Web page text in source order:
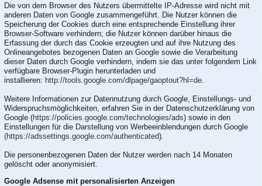
Die von dem Browser des Nutzers übermittelte IP-Adresse wird nicht mit
anderen Daten von Google zusammengeführt. Die Nutzer können die
Speicherung der Cookies durch eine entsprechende Einstellung ihrer
Browser-Software verhindern; die Nutzer können darüber hinaus die
Erfassung der durch das Cookie erzeugten und auf ihre Nutzung des
Onlineangebotes bezogenen Daten an Google sowie die Verarbeitung
dieser Daten durch Google verhindern, indem sie das unter folgendem Link
verfügbare Browser-Plugin herunterladen und
installieren: http://tools.google.com/dlpage/gaoptout?hl=de
Weitere Informationen zur Datennutzung durch Google, Einstellungs- und
Widerspruchsmöglichkeiten, erfahren Sie in der Datenschutzerklärung von
Google (https://policies.google.com/technologies/ads) sowie in den
Einstellungen für die Darstellung von Werbeeinblendungen durch Google
(https://adssettings.google.com/authenticated).
Die personenbezogenen Daten der Nutzer werden nach 14 Monaten
gelöscht oder anonymisiert.
Google Adsense mit personalisierten Anzeigen